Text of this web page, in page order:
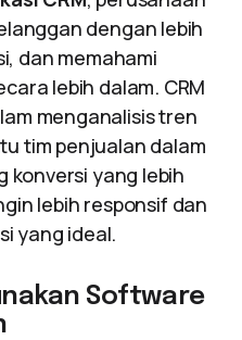
dengan lebih
dan memahami
lebih dalam. CRM
menganalisis tren
tim penjualan dalam
konversi yang lebih
lebih responsif dan
yang ideal.
Software